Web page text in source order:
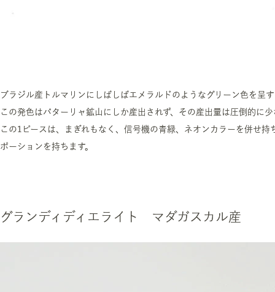
ブラジル産トルマリンにしばしばエメラルドのようなグリーン色を呈
この発色はバターリャ鉱山にしか産出されず、その産出量は圧倒的に
この1ピースは、まぎれもなく、信号機の青緑、ネオンカラーを併せ
ポーションを持ちます。
グランディディエライト マダガスカル産